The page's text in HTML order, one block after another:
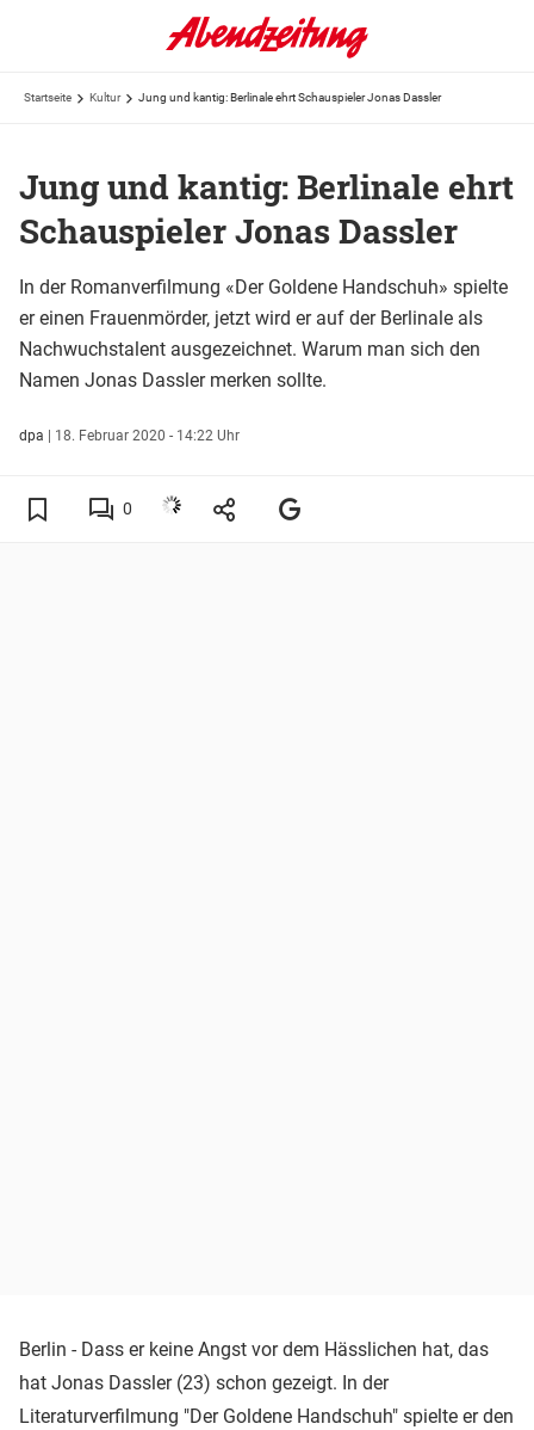
Startseite Kultur Jung und kantig: Berlinale ehrt Schauspieler Jonas Dassler
Jung und kantig: Berlinale ehrt
Schauspieler Jonas Dassler
In der Romanverfilmung «Der Goldene Handschuh» spielte
er einen Frauenmörder, jetzt wird er auf der Berlinale als
Nachwuchstalent ausgezeichnet. Warum man sich den
Namen Jonas Dassler merken sollte.
dpa | 18. Februar 2020 - 14:22 Uhr
0
Berlin - Dass er keine Angst vor dem Hässlichen hat, das
hat Jonas Dassler (23) schon gezeigt. In der
Literaturverfilmung "Der Goldene Handschuh" spielte er den